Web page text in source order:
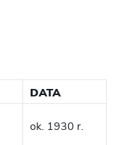
DATA
ok. 1930 r.